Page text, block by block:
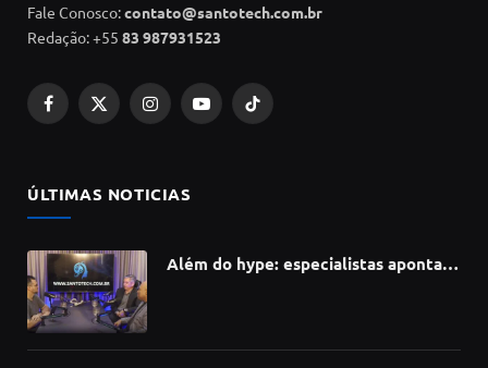
Fale Conosco:contato@santotech.com.br
Redação: +55 83 987931523
Facebook
X
InstagramYouTubeTikTok
ÚLTIMAS NOTICIAS
Além do hype: especialistas apontam